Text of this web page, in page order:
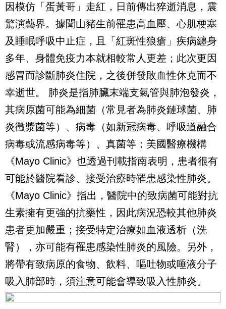
因模仿「蛋黃哥」走紅，日前傳出猝逝消息，震
驚演藝界。據聞山豬生前罹患高血壓、心肌梗塞
及睡眠呼吸中止症，且「紅斑性狼瘡」疾病纏身
多年、身體免疫力本就相較常人更差；此次更因
感冒而診斷肺炎住院，之後併發敗血性休克而不
幸逝世。 肺炎是指肺臟末端支氣管與肺泡發炎，
其病原菌可能為細菌（常見者為肺炎鏈球菌、肺
炎黴漿菌等）、病毒（如新冠病毒、呼吸道融合
病毒或流感病毒等）、真菌等；美國醫療機構
《Mayo Clinic》也透過刊載指南表明，患者很有
可能於醫院看診、接受治療時罹患感染性肺炎。
《Mayo Clinic》指出，醫院中的致病菌可能對抗
生素擁有更強的抗藥性，因此病況恐較其他肺炎
患者更加嚴重；接受特定治療如血液透析（洗
腎），亦可能有罹患感染性肺炎的風險。另外，
將帶有致病原的食物、飲料、嘔吐物或唾液分子
吸入肺部時，須注意可能會導致吸入性肺炎。